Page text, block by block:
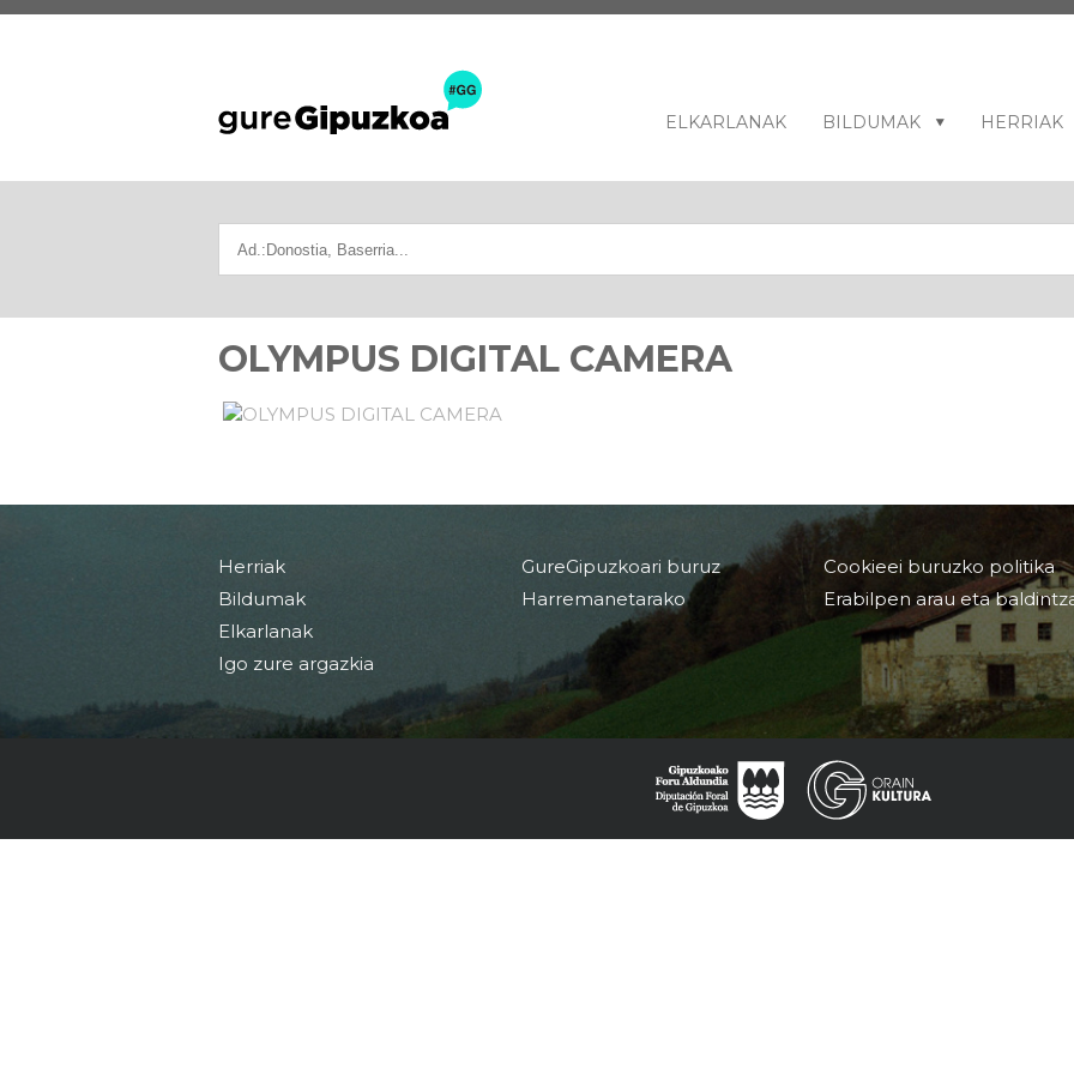
ELKARLANAK BILDUMAK HERRIAK
OLYMPUS DIGITAL CAMERA
Herriak
Bildumak
Elkarlanak
Igo zure argazkia
GureGipuzkoari buruz
Harremanetarako
Cookieei buruzko politika
Erabilpen arau eta